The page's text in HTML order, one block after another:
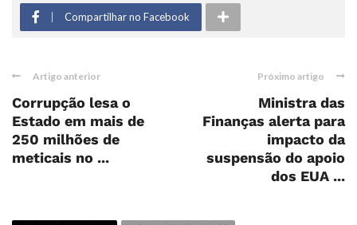
Compartilhar no Facebook
Artigo anterior
Corrupção lesa o
Estado em mais de
250 milhões de
meticais no ...
Próximo artigo
Ministra das
Finanças alerta para
impacto da
suspensão do apoio
dos EUA ...